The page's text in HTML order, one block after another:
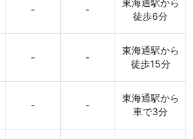
- -
東海通駅から
徒歩6分
- -
東海通駅から
徒歩15分
- -
東海通駅から
車で3分